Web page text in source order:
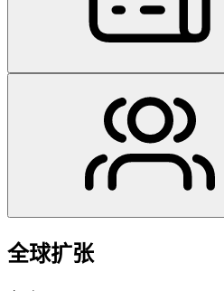
全球扩张